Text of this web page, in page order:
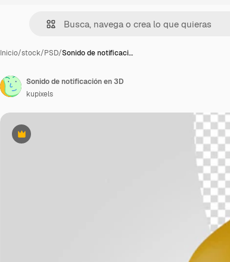
Inicio/stock/PSD/Sonido de notificaci…
Premium
Sonido de notificación en 3D
kupixels